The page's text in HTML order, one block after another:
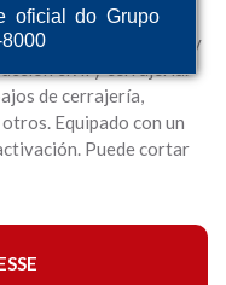
oficial do Grupo
como barras, tubos y
civil y cerrajería.
de cerrajería,
Equipado con un
Puede cortar